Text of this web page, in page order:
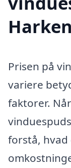
Prisen på
variere
faktorer.
forstå,